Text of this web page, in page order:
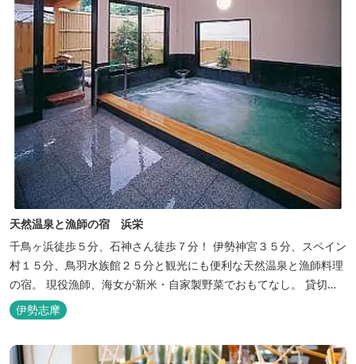
天然温泉と漁師の宿 浜栄
千鳥ヶ浜徒歩５分、石神さん徒歩７分！ 伊勢神宮３５分、スペイン
村１５分、鳥羽水族館２５分と観光にも便利な天然温泉と漁師料理
の宿。 現役漁師、海女が新米・自家製野菜でおもてなし。 貸切露
天風呂は４０分無料。
伊勢志摩